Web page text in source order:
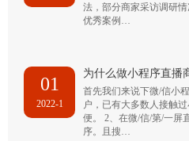
法，部分商家采访调研
优秀案例…
01
2022-1
为什么做小程序直播
首先我们来说下微/信小
户，已有大多数人接触
便。 2、在微/信/第/一屏
序。且搜…